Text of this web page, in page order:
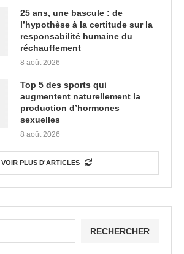
25 ans, une bascule : de
l’hypothèse à la certitude sur la
responsabilité humaine du
réchauffement
8 août 2026
Top 5 des sports qui
augmentent naturellement la
production d’hormones
sexuelles
8 août 2026
VOIR PLUS D'ARTICLES
RECHERCHER